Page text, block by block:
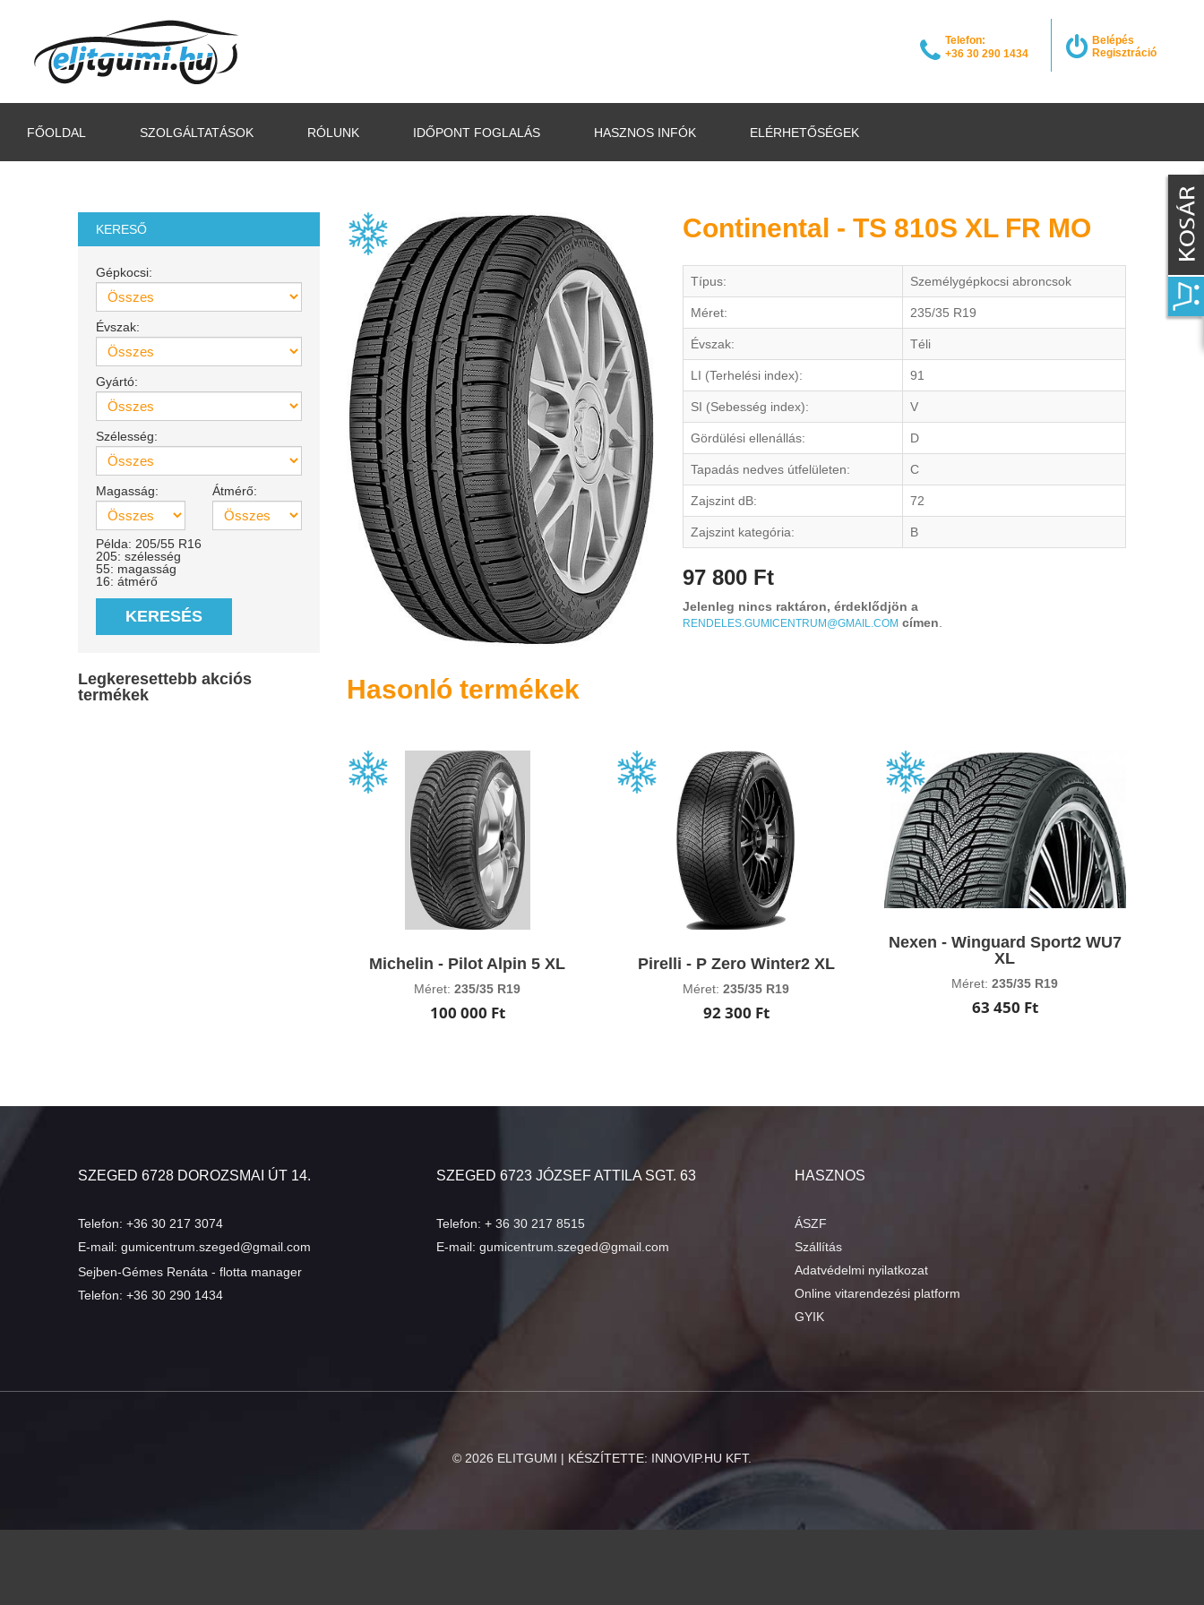
Belépés
Regisztráció
Telefon:
+36 30 290 1434
FŐOLDAL SZOLGÁLTATÁSOK RÓLUNK IDŐPONT FOGLALÁS HASZNOS INFÓK ELÉRHETŐSÉGEK
KERESŐ
Gépkocsi:
Évszak:
Gyártó:
Szélesség:
Magasság: Átmérő:
Példa: 205/55 R16
205: szélesség
55: magasság
16: átmérő
KERESÉS
Legkeresettebb akciós
termékek
Continental - TS 810S XL FR MO
Típus: Személygépkocsi abroncsok
Méret: 235/35 R19
Évszak: Téli
LI (Terhelési index): 91
SI (Sebesség index): V
Gördülési ellenállás: D
Tapadás nedves útfelületen: C
Zajszint dB: 72
Zajszint kategória: B
97 800 Ft
Jelenleg nincs raktáron, érdeklődjön a
RENDELES.GUMICENTRUM@GMAIL.COM címen
Hasonló termékek
Michelin - Pilot Alpin 5 XL
Méret:235/35 R19
100 000 Ft
Pirelli - P Zero Winter2 XL
Méret:235/35 R19
92 300 Ft
Nexen - Winguard Sport2 WU7
XL
Méret:235/35 R19
63 450 Ft
SZEGED 6728 DOROZSMAI ÚT 14.
Telefon: +36 30 217 3074
E-mail: gumicentrum.szeged@gmail.com
Sejben-Gémes Renáta - flotta manager
Telefon: +36 30 290 1434
SZEGED 6723 JÓZSEF ATTILA SGT. 63
Telefon: + 36 30 217 8515
E-mail: gumicentrum.szeged@gmail.com
HASZNOS
ÁSZF
Szállítás
Adatvédelmi nyilatkozat
Online vitarendezési platform
GYIK
© 2026 ELITGUMI | KÉSZÍTETTE: INNOVIP.HU KFT.